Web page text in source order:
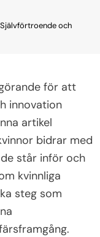
och
för att
innovation
artikel
bidrar med
står inför och
kvinnliga
steg som